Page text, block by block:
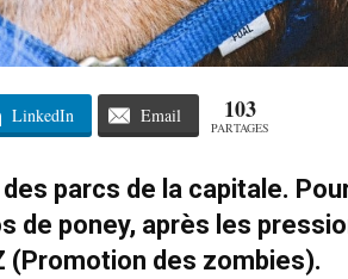
LinkedIn Email 103
PARTAGES
parcs de la capitale.
de poney, après les
(Promotion des zombies).